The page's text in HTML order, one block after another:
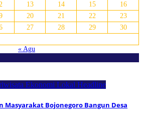
13 14 15
16
20 21 22
23
27 28 29
30
« Agu
Ekonomi Lokal Headline
Masyarakat Bojonegoro Bangun Desa